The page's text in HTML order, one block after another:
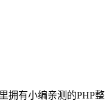
拥有小编亲测的PHP整